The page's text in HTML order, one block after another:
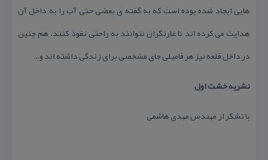
هایی ایجاد شده بوده است كه به گفته ی بعضی حتی آب را به داخل آن
هدایت می كرده اند تا غارتگران نتوانند به راحتی نفوذ كنند. هم چنین
در داخل قلعه نیز هر فامیلی جای مشخصی برای زندگی داشته اند و…
نشریه خشت اول
با تشكر از مهندس مهدی هاشمی